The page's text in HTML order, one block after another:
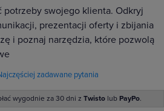
potrzeby swojego klienta. Odkryj
prezentacji oferty i zbijania
i poznaj narzędzia, które pozwolą
zadawane pytania
wygodnie za 30 dni z Twisto lub PayPo.